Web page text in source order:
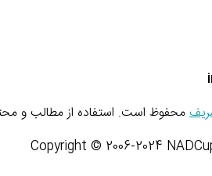
محفوظ است. استفاده از مطالب و
Copyright © 2006-2024